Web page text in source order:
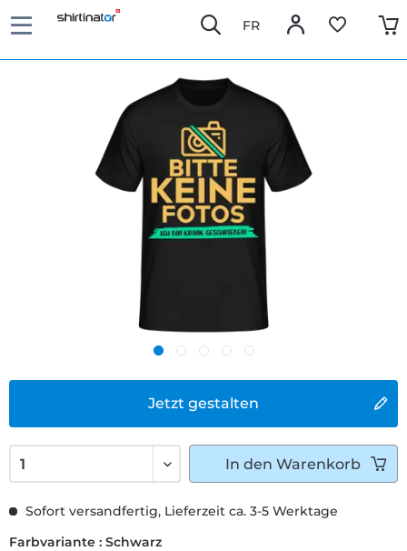
FR
Jetzt gestalten
Sofort versandfertig, Lieferzeit ca. 3-5 Werktage
Farbvariante : Schwarz
In den Warenkorb